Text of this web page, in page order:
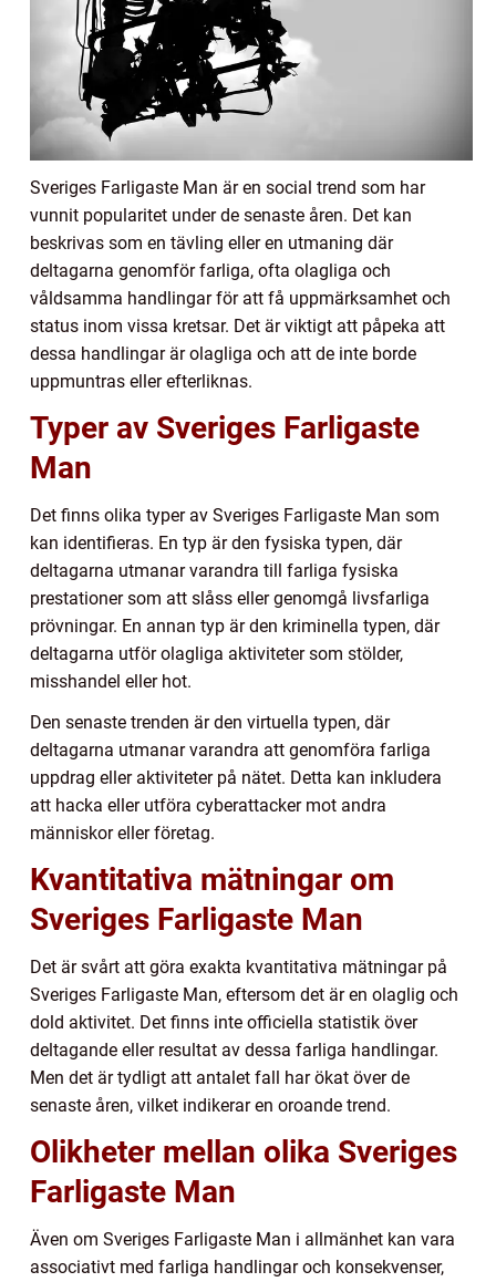
Sveriges Farligaste Man är en social trend som har
vunnit popularitet under de senaste åren. Det kan
beskrivas som en tävling eller en utmaning där
deltagarna genomför farliga, ofta olagliga och
våldsamma handlingar för att få uppmärksamhet och
status inom vissa kretsar. Det är viktigt att påpeka att
dessa handlingar är olagliga och att de inte borde
uppmuntras eller efterliknas.
Typer av Sveriges Farligaste
Man
Det finns olika typer av Sveriges Farligaste Man som
kan identifieras. En typ är den fysiska typen, där
deltagarna utmanar varandra till farliga fysiska
prestationer som att slåss eller genomgå livsfarliga
prövningar. En annan typ är den kriminella typen, där
deltagarna utför olagliga aktiviteter som stölder,
misshandel eller hot.
Den senaste trenden är den virtuella typen, där
deltagarna utmanar varandra att genomföra farliga
uppdrag eller aktiviteter på nätet. Detta kan inkludera
att hacka eller utföra cyberattacker mot andra
människor eller företag.
Kvantitativa mätningar om
Sveriges Farligaste Man
Det är svårt att göra exakta kvantitativa mätningar på
Sveriges Farligaste Man, eftersom det är en olaglig och
dold aktivitet. Det finns inte officiella statistik över
deltagande eller resultat av dessa farliga handlingar.
Men det är tydligt att antalet fall har ökat över de
senaste åren, vilket indikerar en oroande trend.
Olikheter mellan olika Sveriges
Farligaste Man
Även om Sveriges Farligaste Man i allmänhet kan vara
associativt med farliga handlingar och konsekvenser,